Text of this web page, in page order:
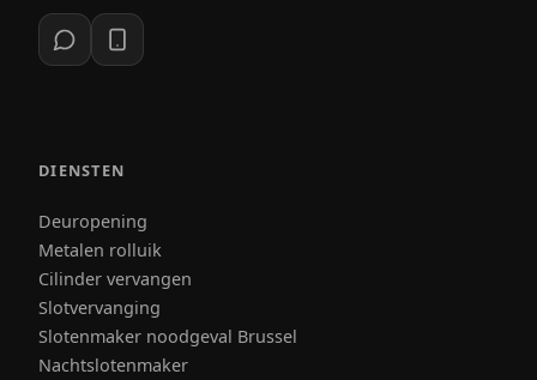
DIENSTEN
Deuropening
Metalen rolluik
Cilinder vervangen
Slotvervanging
Slotenmaker noodgeval Brussel
Nachtslotenmaker